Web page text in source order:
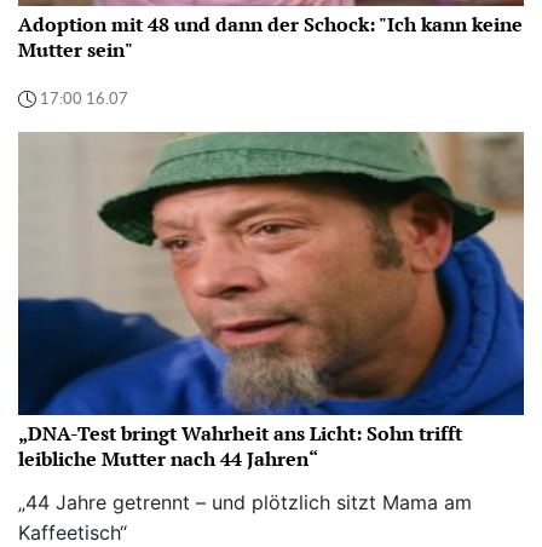
Adoption mit 48 und dann der Schock: "Ich kann keine
Mutter sein"
17:00 16.07
„DNA-Test bringt Wahrheit ans Licht: Sohn trifft
leibliche Mutter nach 44 Jahren“
„44 Jahre getrennt – und plötzlich sitzt Mama am
Kaffeetisch“